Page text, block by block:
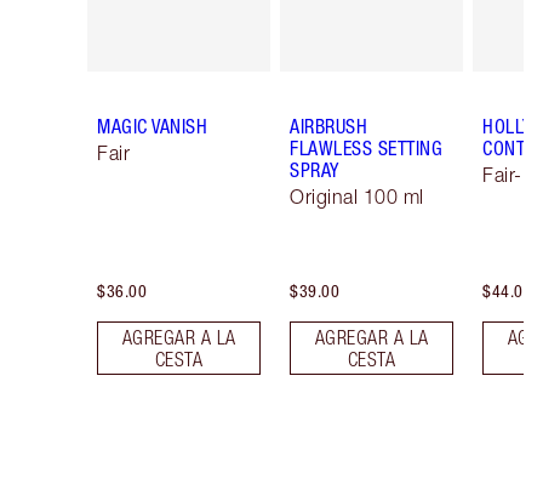
MAGIC VANISH
Fair
$36.00
AGREGAR A LA
CESTA
AIRBRUSH
FLAWLESS SETTING
SPRAY
Original 100 ml
$39.00
AGREGAR A LA
CESTA
Fair-
$44.00